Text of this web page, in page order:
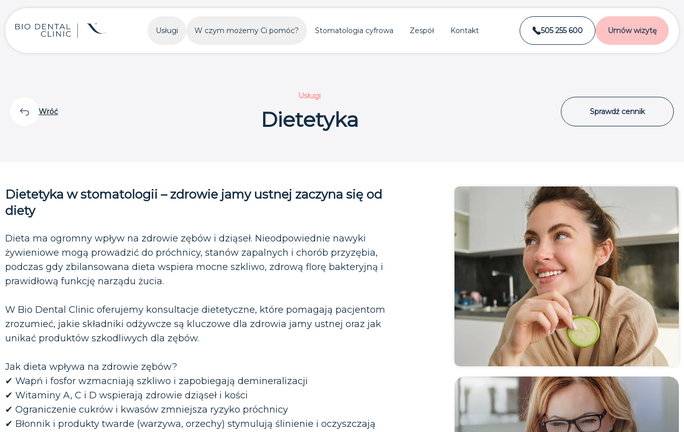
Usługi W czym możemy Ci pomóc? Stomatologia cyfrowa Zespół Kontakt 505 255 600 Umów wizytę
Wróć
Usługi
Dietetyka Sprawdź cennik
Dietetyka w stomatologii – zdrowie jamy ustnej zaczyna się od
diety
Dieta ma ogromny wpływ na zdrowie zębów i dziąseł. Nieodpowiednie nawyki
żywieniowe mogą prowadzić do próchnicy, stanów zapalnych i chorób przyzębia,
podczas gdy zbilansowana dieta wspiera mocne szkliwo, zdrową florę bakteryjną i
prawidłową funkcję narządu żucia.
W Bio Dental Clinic oferujemy konsultacje dietetyczne, które pomagają pacjentom
zrozumieć, jakie składniki odżywcze są kluczowe dla zdrowia jamy ustnej oraz jak
unikać produktów szkodliwych dla zębów.
Jak dieta wpływa na zdrowie zębów?
✔ Wapń i fosfor wzmacniają szkliwo i zapobiegają demineralizacji
✔ Witaminy A, C i D wspierają zdrowie dziąseł i kości
✔ Ograniczenie cukrów i kwasów zmniejsza ryzyko próchnicy
✔ Błonnik i produkty twarde (warzywa, orzechy) stymulują ślinienie i oczyszczają